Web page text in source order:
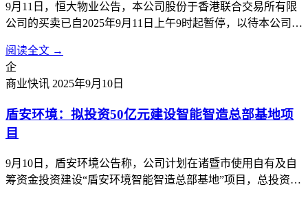
9月11日，恒大物业公告，本公司股份于香港联合交易所有限
公司的买卖已自2025年9月11日上午9时起暂停，以待本公司根
告。
阅读全文 →
企
商业快讯 2025年9月10日
盾安环境：拟投资50亿元建设智能智造总部基地项
目
9月10日，盾安环境公告称，公司计划在诸暨市使用自有及自
筹资金投资建设“盾安环境智能智造总部基地”项目，总投资额